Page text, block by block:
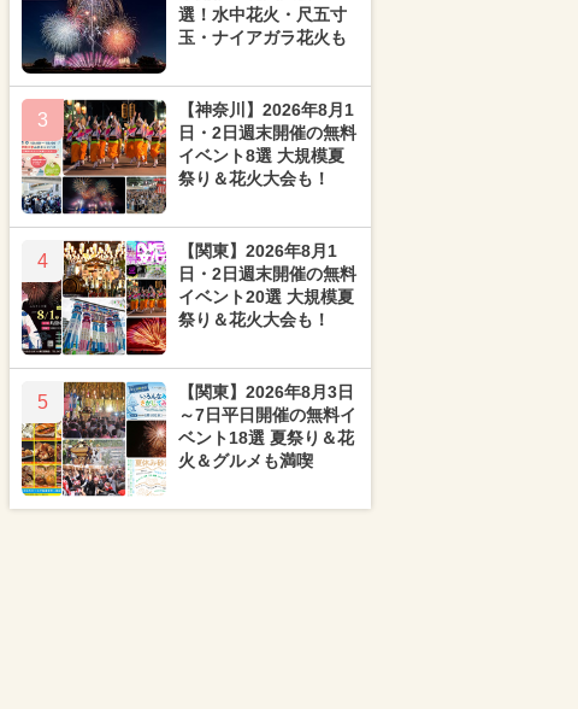
選！水中花火・尺五寸
玉・ナイアガラ花火も
3
【神奈川】2026年8月1
日・2日週末開催の無料
イベント8選 大規模夏
祭り＆花火大会も！
4
【関東】2026年8月1
日・2日週末開催の無料
イベント20選 大規模夏
祭り＆花火大会も！
5
【関東】2026年8月3日
～7日平日開催の無料イ
ベント18選 夏祭り＆花
火＆グルメも満喫